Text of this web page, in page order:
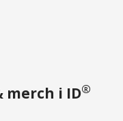
merch i ID®